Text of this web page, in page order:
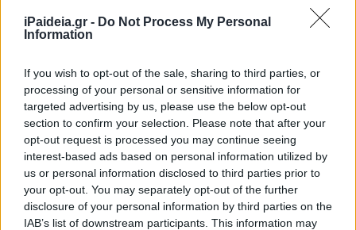
iPaideia.gr - Do Not Process My Personal
Information
If you wish to opt-out of the sale, sharing to third parties, or
processing of your personal or sensitive information for
targeted advertising by us, please use the below opt-out
section to confirm your selection. Please note that after your
opt-out request is processed you may continue seeing
interest-based ads based on personal information utilized by
us or personal information disclosed to third parties prior to
your opt-out. You may separately opt-out of the further
disclosure of your personal information by third parties on the
IAB’s list of downstream participants. This information may
Οι πάροχοι επικαλούνται άρθρο του Κώδικα Προμήθειας
Ηλεκτρικής Ενέργειας που επιτρέπει την τροποποίηση
των όρων της σύμβασης «για σπουδαίο λόγο, όπως,
ενδεικτικά και όχι περιοριστικά, μεταβολή της κείμενης
νομοθεσίας και αλλαγή των όρων λειτουργίας της
αγοράς ηλεκτρισμού».